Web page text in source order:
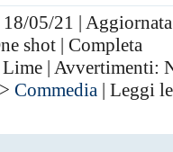
05/21 |
shot | Completa
| Avvertimenti:
>Commedia | Leggi